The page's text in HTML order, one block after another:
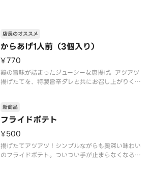
からあげ1人前（3個入り）
店長のオススメ
¥770
鶏の旨味が詰まったジューシーな唐揚げ。アツアツ
揚げたてを、特製旨辛ダレと共にお召し上がりくだ
フライドポテト
新商品
¥500
揚げたてアツアツ！シンプルながらも奥深い味わい
のフライドポテト。ついつい手が止まらなくなる一